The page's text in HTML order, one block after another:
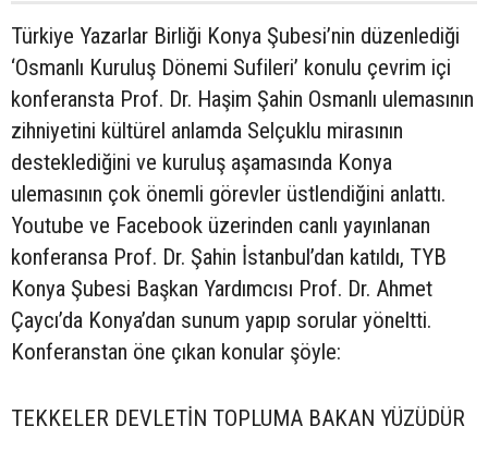
Türkiye Yazarlar Birliği Konya Şubesi’nin düzenlediği
‘Osmanlı Kuruluş Dönemi Sufileri’ konulu çevrim içi
konferansta Prof. Dr. Haşim Şahin Osmanlı ulemasının
zihniyetini kültürel anlamda Selçuklu mirasının
desteklediğini ve kuruluş aşamasında Konya
ulemasının çok önemli görevler üstlendiğini anlattı.
Youtube ve Facebook üzerinden canlı yayınlanan
konferansa Prof. Dr. Şahin İstanbul’dan katıldı, TYB
Konya Şubesi Başkan Yardımcısı Prof. Dr. Ahmet
Çaycı’da Konya’dan sunum yapıp sorular yöneltti.
Konferanstan öne çıkan konular şöyle:
TEKKELER DEVLETİN TOPLUMA BAKAN YÜZÜDÜR